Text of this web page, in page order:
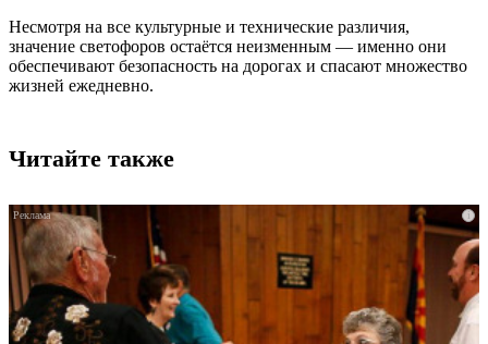
Несмотря на все культурные и технические различия,
значение светофоров остаётся неизменным — именно они
обеспечивают безопасность на дорогах и спасают множество
жизней ежедневно.
Читайте также
i